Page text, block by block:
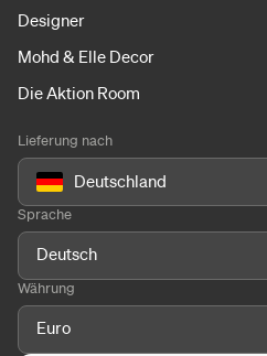
Designer
Mohd & Elle Decor
Die Aktion Room
Lieferung nach
Deutschland
Sprache
Deutsch
Währung
Euro